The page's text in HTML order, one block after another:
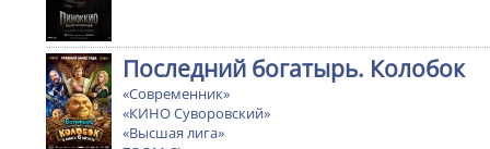
Последний богатырь. Колобок
«Современник»
«КИНО Суворовский»
«Высшая лига»